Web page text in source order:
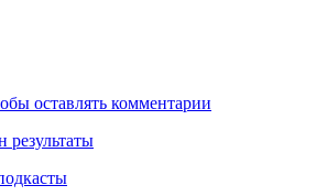
оставлять комментарии